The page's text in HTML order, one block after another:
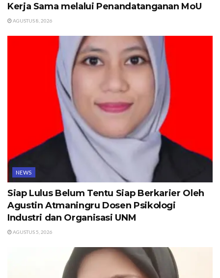
Kerja Sama melalui Penandatanganan MoU
AGUSTUS 8, 2026
NEWS
Siap Lulus Belum Tentu Siap Berkarier Oleh
Agustin Atmaningru Dosen Psikologi
Industri dan Organisasi UNM
AGUSTUS 5, 2026